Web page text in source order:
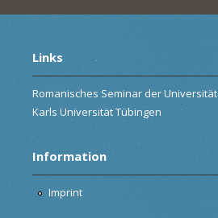
Links
Romanisches Seminar der
Karls Universität Tübingen
Information
Imprint